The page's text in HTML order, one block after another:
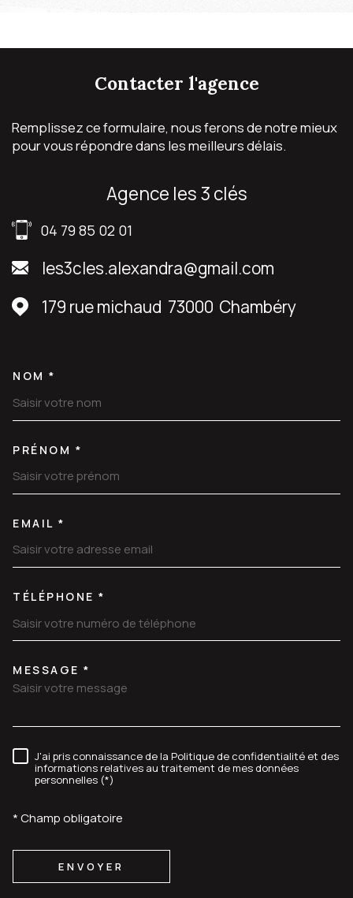
contacter l'agence
Remplissez ce formulaire, nous ferons de notre mieux
pour vous répondre dans les meilleurs délais.
agence les 3 clés
04 79 85 02 01
les3cles.alexandra@gmail.com
179 rue michaud 73000 Chambéry
NOM *
PRÉNOM *
EMAIL *
TÉLÉPHONE *
TRAD_MELTEM_VOREDEMANDE
MESSAGE *
RÈGLEMENTATION
J'ai pris connaissance de la Politique de confidentialité et des
informations relatives au traitement de mes données
personnelles (*)
* Champ obligatoire
ENVOYER